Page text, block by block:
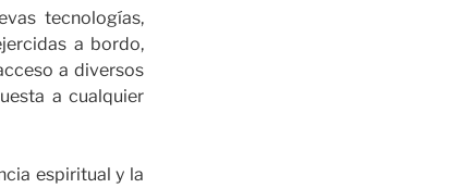
tecnologías,
a bordo,
a diversos
a cualquier
espiritual y la